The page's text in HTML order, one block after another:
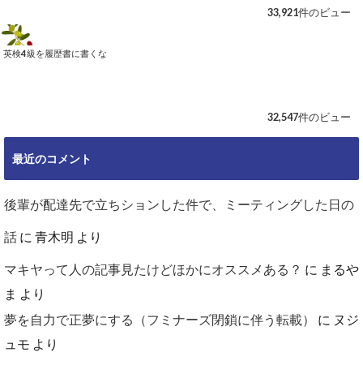
33,921件のビュー
英検4級を履歴書に書くな
32,547件のビュー
最近のコメント
後輩が配達先で立ちションした件で、ミーティングした日の
話 に 青木明 より
マキヤって人の記事見たけどほかにオススメある？ に まるや
ま より
夢を自力で正夢にする（フミナーズ閉鎖に伴う転載）
に ヌジ
ュモ より